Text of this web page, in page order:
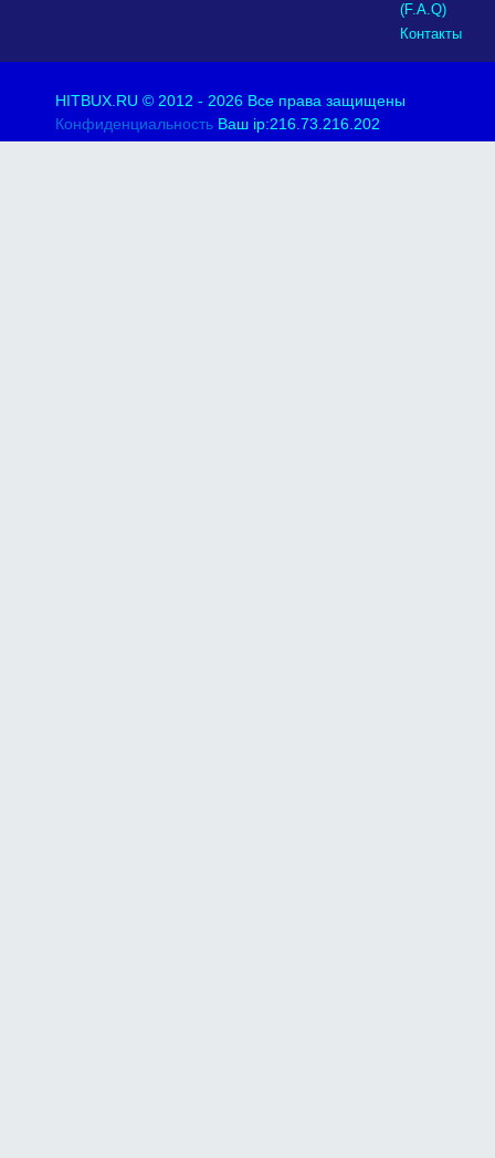
(F.A.Q)
Контакты
HITBUX.RU © 2012 - 2026 Все права защищены
Конфиденциальность Ваш ip:216.73.216.202